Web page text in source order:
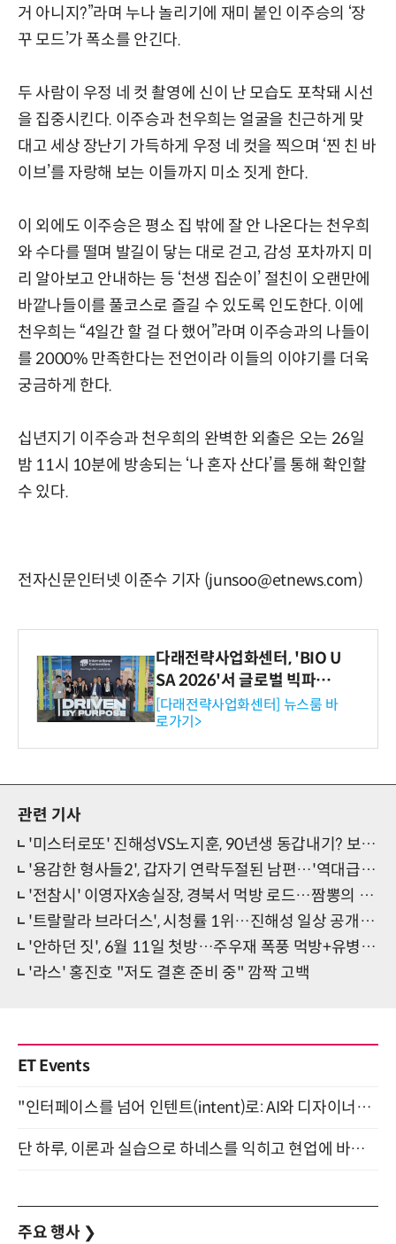
거 아니지?”라며 누나 놀리기에 재미 붙인 이주승의 ‘장
꾸 모드’가 폭소를 안긴다.
두 사람이 우정 네 컷 촬영에 신이 난 모습도 포착돼 시선
을 집중시킨다. 이주승과 천우희는 얼굴을 친근하게 맞
대고 세상 장난기 가득하게 우정 네 컷을 찍으며 ‘찐 친 바
이브’를 자랑해 보는 이들까지 미소 짓게 한다.
이 외에도 이주승은 평소 집 밖에 잘 안 나온다는 천우희
와 수다를 떨며 발길이 닿는 대로 걷고, 감성 포차까지 미
리 알아보고 안내하는 등 ‘천생 집순이’ 절친이 오랜만에
바깥나들이를 풀코스로 즐길 수 있도록 인도한다. 이에
천우희는 “4일간 할 걸 다 했어”라며 이주승과의 나들이
를 2000% 만족한다는 전언이라 이들의 이야기를 더욱
궁금하게 한다.
십년지기 이주승과 천우희의 완벽한 외출은 오는 26일
밤 11시 10분에 방송되는 ‘나 혼자 산다’를 통해 확인할
수 있다.
전자신문인터넷 이준수 기자 (junsoo@etnews.com)
다래전략사업화센터, 'BIO U
SA 2026'서 글로벌 빅파마
와의 비즈니스 미팅 지원…K
-바이오 해외 진출 교두보 확
보
[다래전략사업화센터] 뉴스룸 바
로가기>
관련 기사
'미스터로또' 진해성VS노지훈, 90년생 동갑내기? 보고도 안 믿기는 친구 사이
'용감한 형사들2', 갑자기 연락두절된 남편…'역대급 범인'
'전참시' 이영자X송실장, 경북서 먹방 로드…짬뽕의 신(神) 만나 눈물
'트랄랄라 브라더스', 시청률 1위…진해성 일상 공개→몸개그 '꿀잼'
'안하던 짓', 6월 11일 첫방…주우재 폭풍 먹방+유병재 양치질 티저 공개
'라스' 홍진호 "저도 결혼 준비 중" 깜짝 고백
ET Events
"인터페이스를 넘어 인텐트(intent)로: AI와 디자이너가 함께 만드는 공존의 UX" 강남역 (9/2)
단 하루, 이론과 실습으로 하네스를 익히고 현업에 바로 쓰는 핸즈온 워크숍 (8/20)
주요 행사 ❯